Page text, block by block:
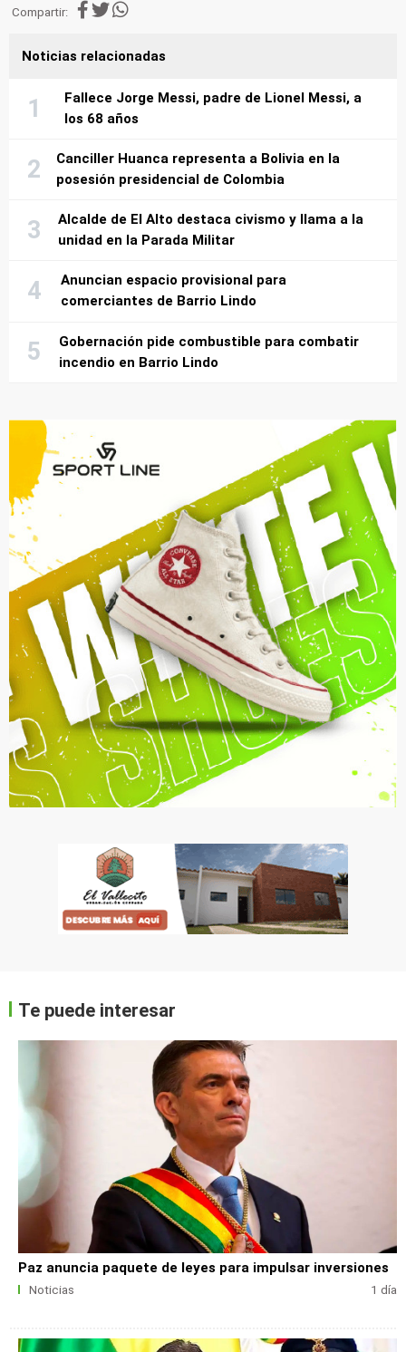
Compartir:
Noticias relacionadas
Fallece Jorge Messi, padre de Lionel Messi, a
los 68 años
Canciller Huanca representa a Bolivia en la
posesión presidencial de Colombia
Alcalde de El Alto destaca civismo y llama a la
unidad en la Parada Militar
Anuncian espacio provisional para
comerciantes de Barrio Lindo
Gobernación pide combustible para combatir
incendio en Barrio Lindo
Te puede interesar
Paz anuncia paquete de leyes para impulsar inversiones
Noticias 1 día